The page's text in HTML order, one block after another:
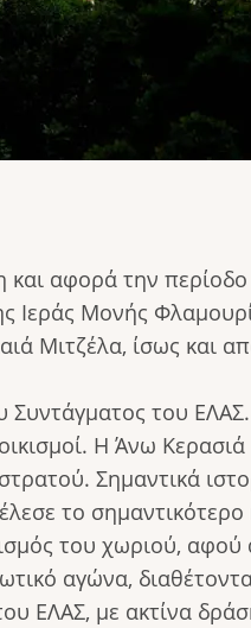
και αφορά την
Ιεράς Μονής
Μιτζέλα, ίσως και
του
Η Άνω
Σημαντικά
το σημαντικότερο
του χωριού, αφού
αγώνα,
ΕΛΑΣ, με ακτίνα